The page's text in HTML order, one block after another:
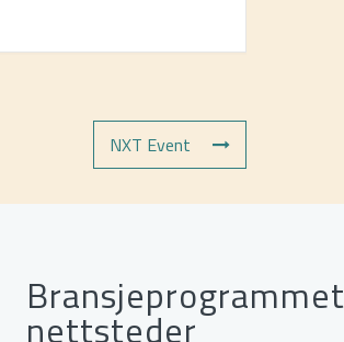
NXT Event
nettsteder